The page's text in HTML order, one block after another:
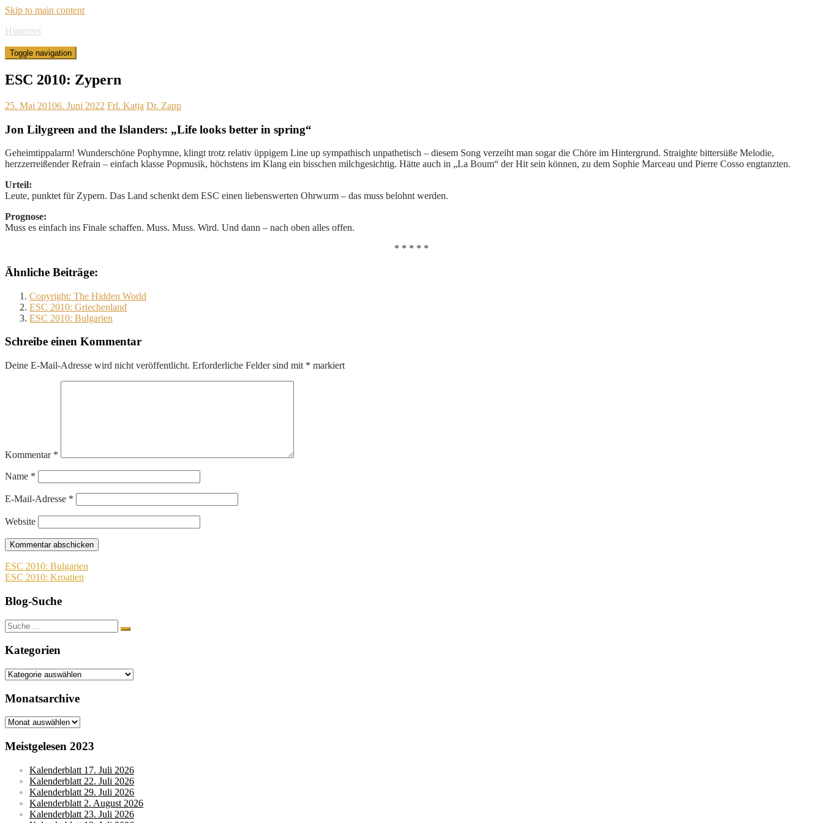
Skip to main content
Hinternet
Toggle navigation
ESC 2010: Zypern
25. Mai 20106. Juni 2022 Frl. Katja Dr. Zapp
Jon Lilygreen and the Islanders: „Life looks better in spring“
Geheimtippalarm! Wunderschöne Pophymne, klingt trotz relativ üppigem Line up sympathisch unpathetisch – diesem Song verzeiht man sogar die Chöre im Hintergrund. Straighte bittersüße Melodie,
herzzerreißender Refrain – einfach klasse Popmusik, höchstens im Klang ein bisschen milchgesichtig. Hätte auch in „La Boum“ der Hit sein können, zu dem Sophie Marceau und Pierre Cosso engtanzten.
Urteil:
Leute, punktet für Zypern. Das Land schenkt dem ESC einen liebenswerten Ohrwurm – das muss belohnt werden.
Prognose:
Muss es einfach ins Finale schaffen. Muss. Muss. Wird. Und dann – nach oben alles offen.
* * * * *
Ähnliche Beiträge:
Copyright: The Hidden World
ESC 2010: Griechenland
ESC 2010: Bulgarien
Schreibe einen Kommentar
Deine E-Mail-Adresse wird nicht veröffentlicht. Erforderliche Felder sind mit * markiert
Kommentar *
Name *
E-Mail-Adresse *
Website
Beitragsnavigation
ESC 2010: Bulgarien
ESC 2010: Kroatien
Blog-Suche
Suche
nach:
Kategorien
Kategorien
Monatsarchive
Monatsarchive
Meistgelesen 2023
Kalenderblatt 17. Juli 2026
Kalenderblatt 22. Juli 2026
Kalenderblatt 29. Juli 2026
Kalenderblatt 2. August 2026
Kalenderblatt 23. Juli 2026